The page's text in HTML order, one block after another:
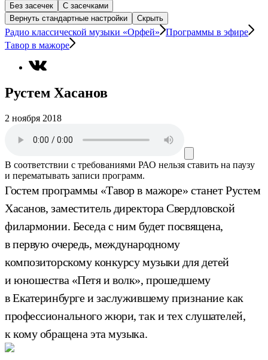
Без засечек
С засечками
Вернуть стандартные настройки
Скрыть
Радио классической музыки «Орфей»
Программы в эфире
Тавор в мажоре
Рустем Хасанов
2 ноября 2018
В соответствии с требованиями РАО нельзя ставить на паузу
и перематывать записи программ.
Гостем программы «Тавор в мажоре» станет Рустем
Хасанов, заместитель директора Свердловской
филармонии. Беседа с ним будет посвящена,
в первую очередь, международному
композиторскому конкурсу музыки для детей
и юношества «Петя и волк», прошедшему
в Екатеринбурге и заслужившему признание как
профессионального жюри, так и тех слушателей,
к кому обращена эта музыка.